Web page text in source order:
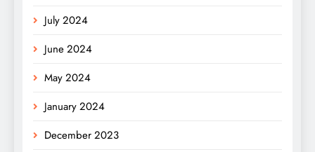
July 2024
June 2024
May 2024
January 2024
December 2023